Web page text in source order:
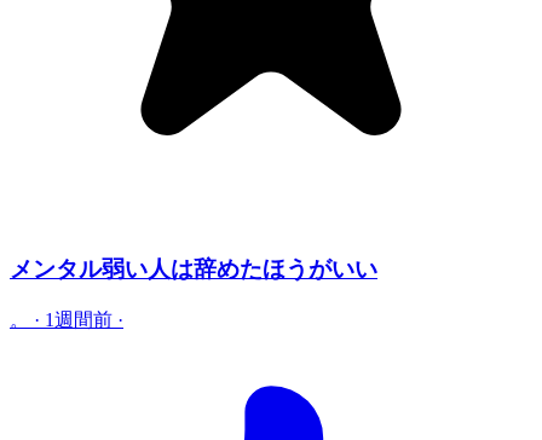
メンタル弱い人は辞めたほうがいい
。 · 1週間前 ·